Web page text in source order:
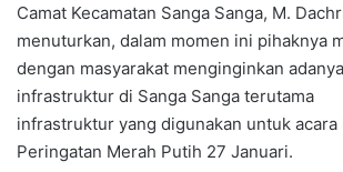
Camat Kecamatan Sanga Sanga, M.
menuturkan, dalam momen ini pihaknya
dengan masyarakat menginginkan
infrastruktur di Sanga Sanga terutama
infrastruktur yang digunakan untuk
Peringatan Merah Putih 27 Januari.